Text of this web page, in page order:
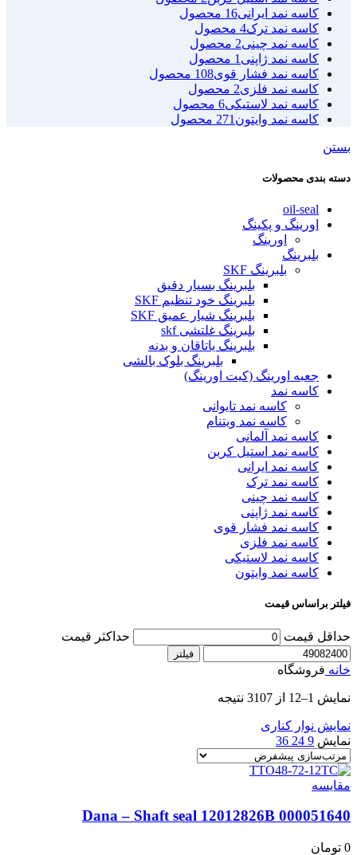
کاسه نمد ایرانی16 محصول
کاسه نمد ترک4 محصول
کاسه نمد چینی2 محصول
کاسه نمد ژاپنی 1 محصول
کاسه نمد فشار قوی108 محصول
کاسه نمد فلزی2 محصول
کاسه نمد لاستیکی6 محصول
کاسه نمد وایتون 271 محصول
بستن
دسته بندی محصولات
oil-seal
اورینگ و پکینگ
اورینگ
بلبرینگ
بلبرینگ SKF
بلبرینگ بسیار دقیق
بلبرینگ خود تنظیم SKF
بلبرینگ شیار عمیق SKF
بلبرینگ غلتشی skf
بلبرینگ یاتاقان و بدنه
بلبرینگ بلوک بالشی
جعبه اورینگ (کیت اورینگ)
کاسه نمد
کاسه نمد تایوانی
کاسه نمد ویتنام
کاسه نمد آلمانی
کاسه نمد استیل کربن
کاسه نمد ایرانی
کاسه نمد ترک
کاسه نمد چینی
کاسه نمد ژاپنی
کاسه نمد فشار قوی
کاسه نمد فلزی
کاسه نمد لاستیکی
کاسه نمد وایتون
فیلتر براساس قیمت
حداقل قیمت حداکثر قیمت
فیلتر
خانه فروشگاه
نمایش 1–12 از 3107 نتیجه
نمایش نوار کناری
نمایش 9
24
36
مقايسه
000051640 Dana – Shaft seal 12012826B
0 تومان